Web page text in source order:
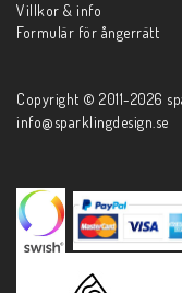
Villkor & info
Formulär för ångerrätt
Copyright © 2011-2026
info@sparklingdesign.se